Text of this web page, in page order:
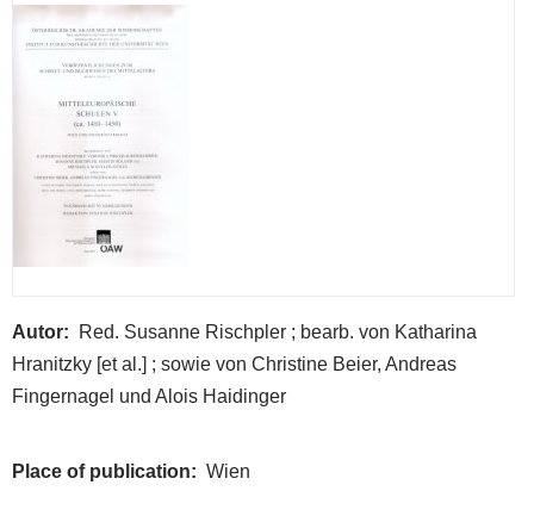
Autor
Red. Susanne Rischpler ; bearb. von Katharina
Hranitzky [et al.] ; sowie von Christine Beier, Andreas
Fingernagel und Alois Haidinger
Place of publication Wien